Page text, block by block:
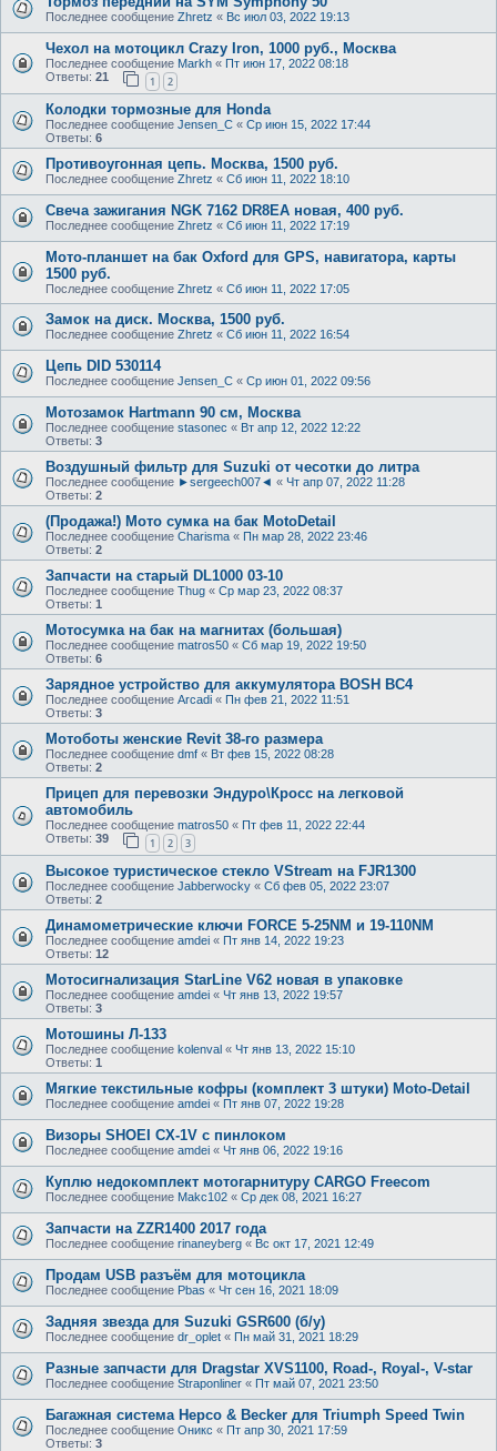
Последнее сообщение Zhretz « Вс июл 03, 2022 19:13
Чехол на мотоцикл Crazy Iron, 1000 руб., Москва
Последнее сообщение Markh « Пт июн 17, 2022 08:18
Ответы: 21 1 2
Колодки тормозные для Honda
Последнее сообщение Jensen_C « Ср июн 15, 2022 17:44
Ответы: 6
Противоугонная цепь. Москва, 1500 руб.
Последнее сообщение Zhretz « Сб июн 11, 2022 18:10
Свеча зажигания NGK 7162 DR8EA новая, 400 руб.
Последнее сообщение Zhretz « Сб июн 11, 2022 17:19
Мото-планшет на бак Oxford для GPS, навигатора, карты
1500 руб.
Последнее сообщение Zhretz « Сб июн 11, 2022 17:05
Замок на диск. Москва, 1500 руб.
Последнее сообщение Zhretz « Сб июн 11, 2022 16:54
Цепь DID 530114
Последнее сообщение Jensen_C « Ср июн 01, 2022 09:56
Мотозамок Hartmann 90 см, Москва
Последнее сообщение stasonec « Вт апр 12, 2022 12:22
Ответы: 3
Воздушный фильтр для Suzuki от чесотки до литра
Последнее сообщение ►sergeech007◄ « Чт апр 07, 2022 11:28
Ответы: 2
(Продажа!) Мото сумка на бак MotoDetail
Последнее сообщение Charisma « Пн мар 28, 2022 23:46
Ответы: 2
Запчасти на старый DL1000 03-10
Последнее сообщение Thug « Ср мар 23, 2022 08:37
Ответы: 1
Мотосумка на бак на магнитах (большая)
Последнее сообщение matros50 « Сб мар 19, 2022 19:50
Ответы: 6
Зарядное устройство для аккумулятора BOSH BC4
Последнее сообщение Arcadi « Пн фев 21, 2022 11:51
Ответы: 3
Мотоботы женские Revit 38-го размера
Последнее сообщение dmf « Вт фев 15, 2022 08:28
Ответы: 2
Прицеп для перевозки Эндуро\Кросс на легковой
автомобиль
Последнее сообщение matros50 « Пт фев 11, 2022 22:44
Ответы: 39 1 2 3
Высокое туристическое стекло VStream на FJR1300
Последнее сообщение Jabberwocky « Сб фев 05, 2022 23:07
Ответы: 2
Динамометрические ключи FORCE 5-25NM и 19-110NM
Последнее сообщение amdei « Пт янв 14, 2022 19:23
Ответы: 12
Мотосигнализация StarLine V62 новая в упаковке
Последнее сообщение amdei « Чт янв 13, 2022 19:57
Ответы: 3
Мотошины Л-133
Последнее сообщение kolenval « Чт янв 13, 2022 15:10
Ответы: 1
Мягкие текстильные кофры (комплект 3 штуки) Moto-Detail
Последнее сообщение amdei « Пт янв 07, 2022 19:28
Визоры SHOEI CX-1V с пинлоком
Последнее сообщение amdei « Чт янв 06, 2022 19:16
Куплю недокомплект мотогарнитуру CARGO Freecom
Последнее сообщение Makc102 « Ср дек 08, 2021 16:27
Запчасти на ZZR1400 2017 года
Последнее сообщение rinaneyberg « Вс окт 17, 2021 12:49
Продам USB разъём для мотоцикла
Последнее сообщение Pbas « Чт сен 16, 2021 18:09
Задняя звезда для Suzuki GSR600 (б/у)
Последнее сообщение dr_oplet « Пн май 31, 2021 18:29
Разные запчасти для Dragstar XVS1100, Road-, Royal-, V-star
Последнее сообщение Straponliner « Пт май 07, 2021 23:50
Багажная система Hepco & Becker для Triumph Speed Twin
Последнее сообщение Оникс « Пт апр 30, 2021 17:59
Ответы: 3